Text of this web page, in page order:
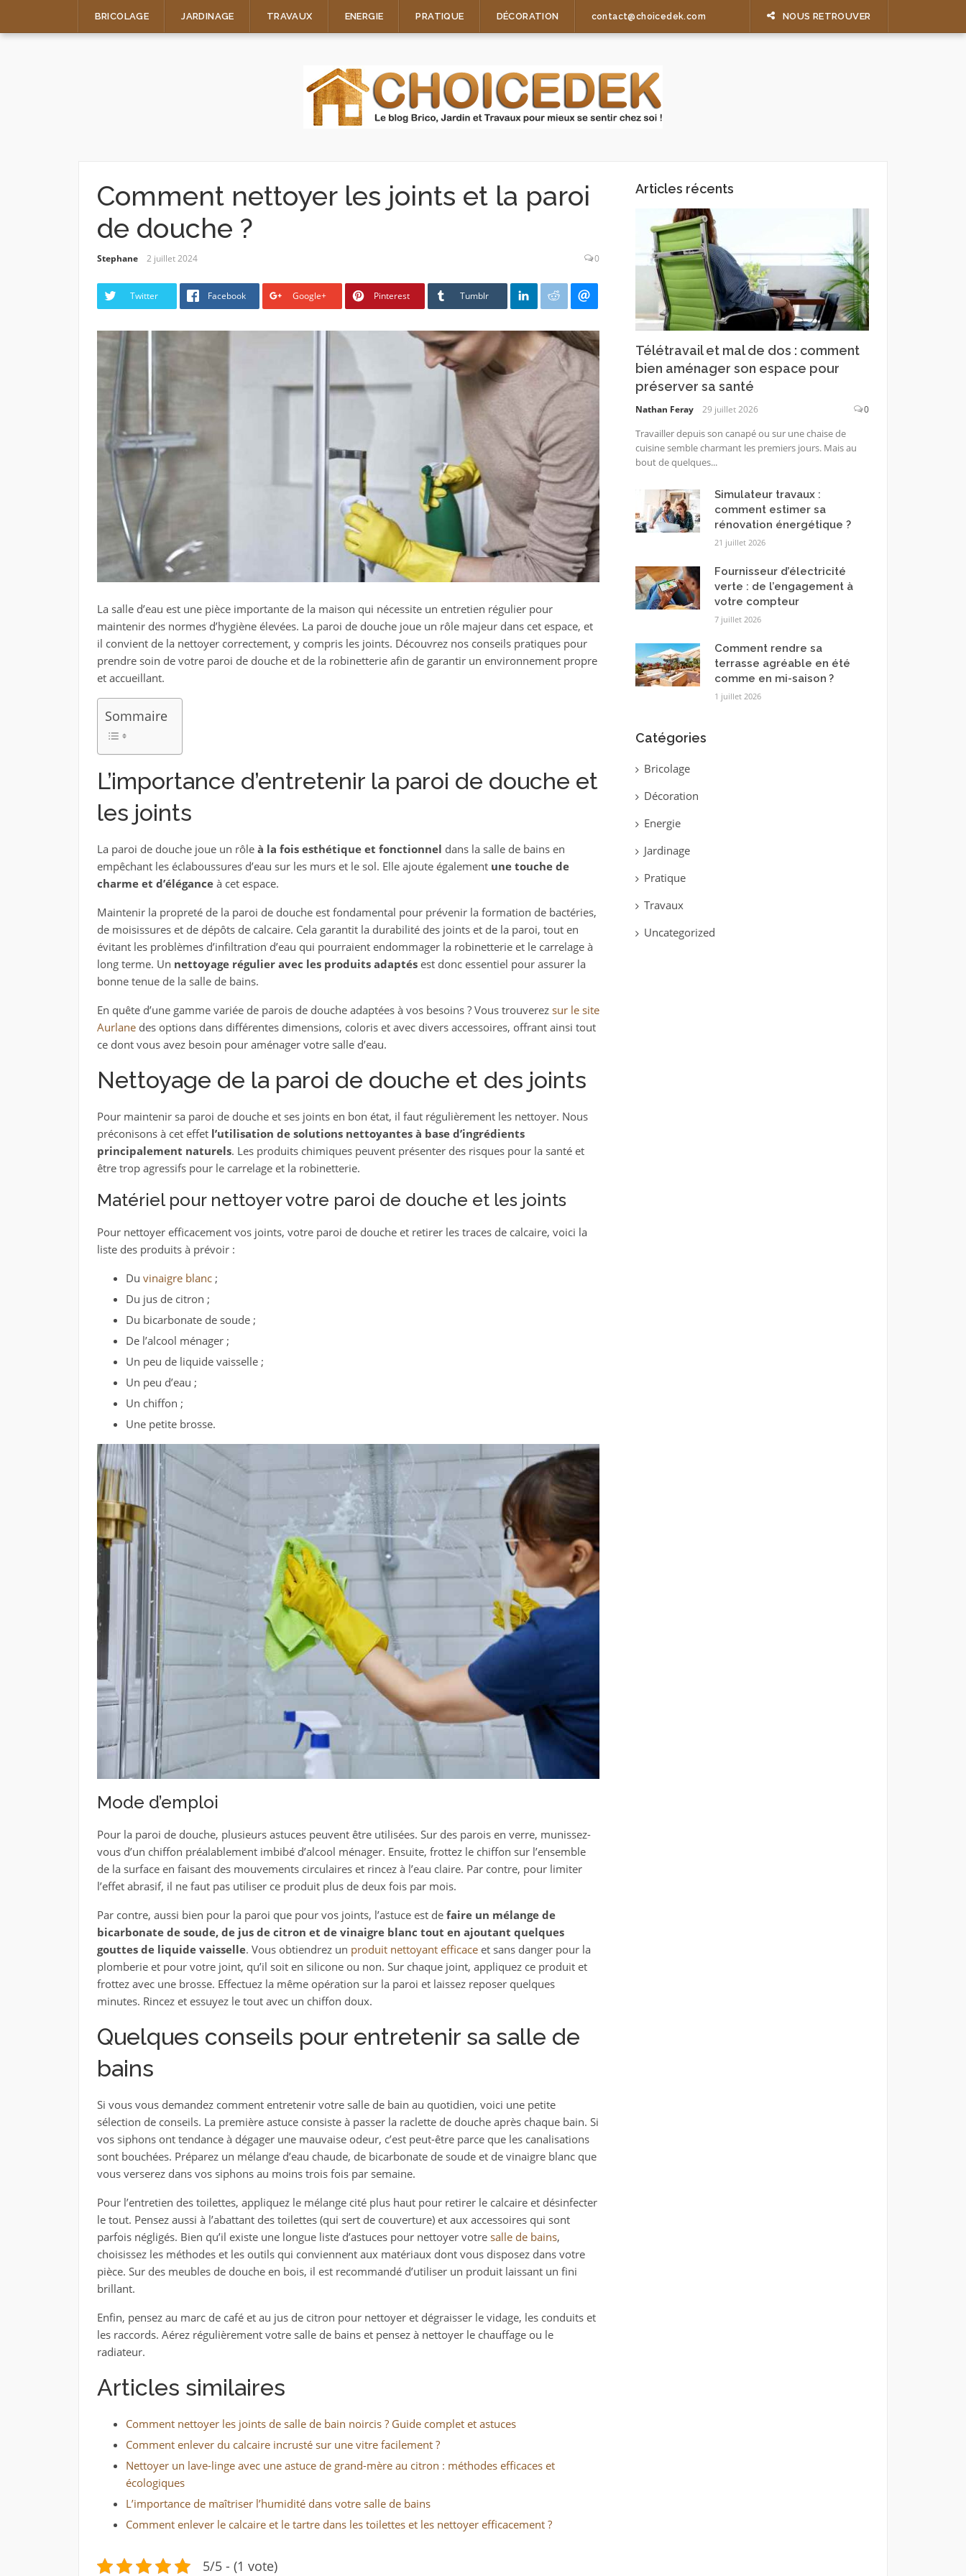
BRICOLAGE JARDINAGE TRAVAUX ENERGIE PRATIQUE DÉCORATION contact@choicedek.com NOUS RETROUVER
Comment nettoyer les joints et la paroi
de douche ?
Stephane 2 juillet 2024 0
Twitter Facebook Google+ Pinterest Tumblr
La salle d’eau est une pièce importante de la maison qui nécessite un entretien régulier pour
maintenir des normes d’hygiène élevées. La paroi de douche joue un rôle majeur dans cet espace, et
il convient de la nettoyer correctement, y compris les joints. Découvrez nos conseils pratiques pour
prendre soin de votre paroi de douche et de la robinetterie afin de garantir un environnement propre
et accueillant.
Sommaire
L’importance d’entretenir la paroi de douche et
les joints
La paroi de douche joue un rôle à la fois esthétique et fonctionnel dans la salle de bains en
empêchant les éclaboussures d’eau sur les murs et le sol. Elle ajoute également une touche de
charme et d’éléganceà cet espace.
Maintenir la propreté de la paroi de douche est fondamental pour prévenir la formation de bactéries,
de moisissures et de dépôts de calcaire. Cela garantit la durabilité des joints et de la paroi, tout en
évitant les problèmes d’infiltration d’eau qui pourraient endommager la robinetterie et le carrelage à
long terme. Un nettoyage régulier avec les produits adaptés est donc essentiel pour assurer la
bonne tenue de la salle de bains.
En quête d’une gamme variée de parois de douche adaptées à vos besoins ? Vous trouverez sur le site
Aurlanedes options dans différentes dimensions, coloris et avec divers accessoires, offrant ainsi tout
ce dont vous avez besoin pour aménager votre salle d’eau.
Nettoyage de la paroi de douche et des joints
Pour maintenir sa paroi de douche et ses joints en bon état, il faut régulièrement les nettoyer. Nous
préconisons à cet effet l’utilisation de solutions nettoyantes à base d’ingrédients
principalement naturels. Les produits chimiques peuvent présenter des risques pour la santé et
être trop agressifs pour le carrelage et la robinetterie.
Matériel pour nettoyer votre paroi de douche et les joints
Pour nettoyer efficacement vos joints, votre paroi de douche et retirer les traces de calcaire, voici la
liste des produits à prévoir :
Du vinaigre blanc;
Du jus de citron ;
Du bicarbonate de soude ;
De l’alcool ménager ;
Un peu de liquide vaisselle ;
Un peu d’eau ;
Un chiffon ;
Une petite brosse.
Mode d’emploi
Pour la paroi de douche, plusieurs astuces peuvent être utilisées. Sur des parois en verre, munissez-
vous d’un chiffon préalablement imbibé d’alcool ménager. Ensuite, frottez le chiffon sur l’ensemble
de la surface en faisant des mouvements circulaires et rincez à l’eau claire. Par contre, pour limiter
l’effet abrasif, il ne faut pas utiliser ce produit plus de deux fois par mois.
Par contre, aussi bien pour la paroi que pour vos joints, l’astuce est de faire un mélange de
bicarbonate de soude, de jus de citron et de vinaigre blanc tout en ajoutant quelques
gouttes de liquide vaisselle. Vous obtiendrez un produit nettoyant efficaceet sans danger pour la
plomberie et pour votre joint, qu’il soit en silicone ou non. Sur chaque joint, appliquez ce produit et
frottez avec une brosse. Effectuez la même opération sur la paroi et laissez reposer quelques
minutes. Rincez et essuyez le tout avec un chiffon doux.
Quelques conseils pour entretenir sa salle de
bains
Si vous vous demandez comment entretenir votre salle de bain au quotidien, voici une petite
sélection de conseils. La première astuce consiste à passer la raclette de douche après chaque bain. Si
vos siphons ont tendance à dégager une mauvaise odeur, c’est peut-être parce que les canalisations
sont bouchées. Préparez un mélange d’eau chaude, de bicarbonate de soude et de vinaigre blanc que
vous verserez dans vos siphons au moins trois fois par semaine.
Pour l’entretien des toilettes, appliquez le mélange cité plus haut pour retirer le calcaire et désinfecter
le tout. Pensez aussi à l’abattant des toilettes (qui sert de couverture) et aux accessoires qui sont
parfois négligés. Bien qu’il existe une longue liste d’astuces pour nettoyer votre salle de bains,
choisissez les méthodes et les outils qui conviennent aux matériaux dont vous disposez dans votre
pièce. Sur des meubles de douche en bois, il est recommandé d’utiliser un produit laissant un fini
brillant.
Enfin, pensez au marc de café et au jus de citron pour nettoyer et dégraisser le vidage, les conduits et
les raccords. Aérez régulièrement votre salle de bains et pensez à nettoyer le chauffage ou le
radiateur.
Articles similaires
Comment nettoyer les joints de salle de bain noircis ? Guide complet et astuces
Comment enlever du calcaire incrusté sur une vitre facilement ?
Nettoyer un lave-linge avec une astuce de grand-mère au citron : méthodes efficaces et
écologiques
L’importance de maîtriser l’humidité dans votre salle de bains
Comment enlever le calcaire et le tartre dans les toilettes et les nettoyer efficacement ?
5/5 - (1 vote)
Articles récents
Télétravail et mal de dos : comment
bien aménager son espace pour
préserver sa santé
Nathan Feray 29 juillet 2026 0
Travailler depuis son canapé ou sur une chaise de
cuisine semble charmant les premiers jours. Mais au
bout de quelques...
Simulateur travaux :
comment estimer sa
rénovation énergétique ?
21 juillet 2026
Fournisseur d’électricité
verte : de l’engagement à
votre compteur
7 juillet 2026
Comment rendre sa
terrasse agréable en été
comme en mi-saison ?
1 juillet 2026
Catégories
Bricolage
Décoration
Energie
Jardinage
Pratique
Travaux
Uncategorized